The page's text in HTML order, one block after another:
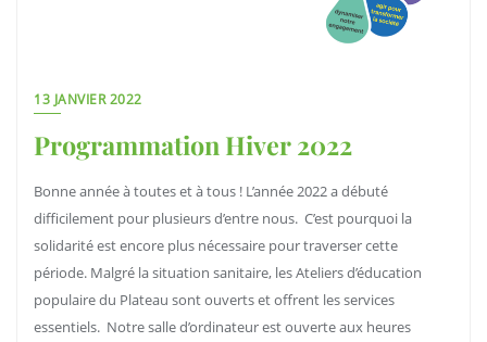
13 JANVIER 2022
Programmation Hiver 2022
Bonne année à toutes et à tous ! L’année 2022 a débuté
difficilement pour plusieurs d’entre nous. C’est pourquoi la
solidarité est encore plus nécessaire pour traverser cette
période. Malgré la situation sanitaire, les Ateliers d’éducation
populaire du Plateau sont ouverts et offrent les services
essentiels. Notre salle d’ordinateur est ouverte aux heures